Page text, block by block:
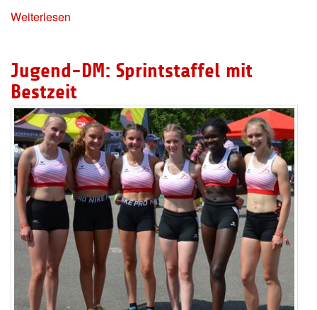
Weiterlesen
Jugend-DM: Sprintstaffel mit
Bestzeit